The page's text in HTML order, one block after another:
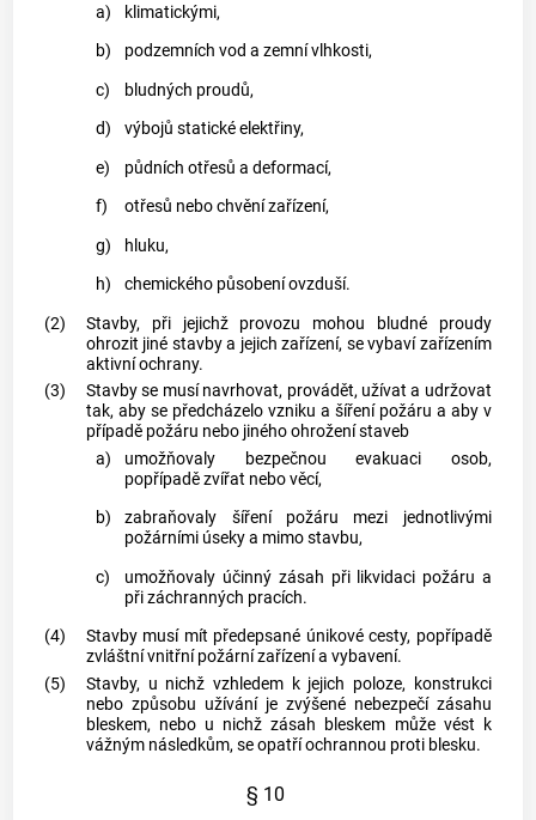
a)
klimatickými,
b)
podzemních vod a zemní vlhkosti,
c)
bludných proudů,
d)
výbojů statické elektřiny,
e)
půdních otřesů a deformací,
f)
otřesů nebo chvění zařízení,
g)
hluku,
h)
chemického působení ovzduší.
(2)
Stavby, při jejichž provozu mohou bludné proudy
ohrozit jiné stavby a jejich zařízení, se vybaví zařízením
aktivní ochrany.
(3)
Stavby se musí navrhovat, provádět, užívat a udržovat
tak, aby se předcházelo vzniku a šíření požáru a aby v
případě požáru nebo jiného ohrožení staveb
a)
umožňovaly bezpečnou evakuaci osob,
popřípadě zvířat nebo věcí,
b)
zabraňovaly šíření požáru mezi jednotlivými
požárními úseky a mimo stavbu,
c)
umožňovaly účinný zásah při likvidaci požáru a
při záchranných pracích.
(4)
Stavby musí mít předepsané únikové cesty, popřípadě
zvláštní vnitřní požární zařízení a vybavení.
(5)
Stavby, u nichž vzhledem k jejich poloze, konstrukci
nebo způsobu užívání je zvýšené nebezpečí zásahu
bleskem, nebo u nichž zásah bleskem může vést k
vážným následkům, se opatří ochrannou proti blesku.
§ 10